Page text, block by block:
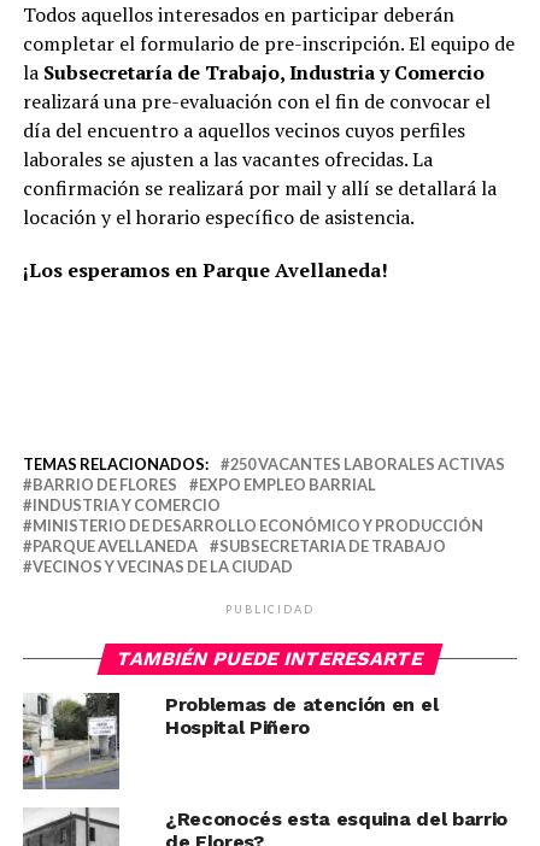
Todos aquellos interesados en participar deberán
completar el formulario de pre-inscripción. El equipo de
la Subsecretaría de Trabajo, Industria y Comercio
realizará una pre-evaluación con el fin de convocar el
día del encuentro a aquellos vecinos cuyos perfiles
laborales se ajusten a las vacantes ofrecidas. La
confirmación se realizará por mail y allí se detallará la
locación y el horario específico de asistencia.
¡Los esperamos en Parque Avellaneda!
TEMAS RELACIONADOS:
250 VACANTES LABORALES ACTIVAS
BARRIO DE FLORES
EXPO EMPLEO BARRIAL
INDUSTRIA Y COMERCIO
MINISTERIO DE DESARROLLO ECONÓMICO Y PRODUCCIÓN
PARQUE AVELLANEDA
SUBSECRETARIA DE TRABAJO
VECINOS Y VECINAS DE LA CIUDAD
PUBLICIDAD
TAMBIÉN PUEDE INTERESARTE
Problemas de atención en el
Hospital Piñero
¿Reconocés esta esquina del barrio